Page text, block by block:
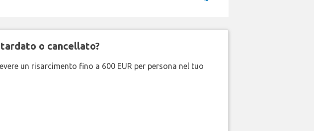
o cancellato?
un risarcimento fino a 600 EUR per persona nel tuo